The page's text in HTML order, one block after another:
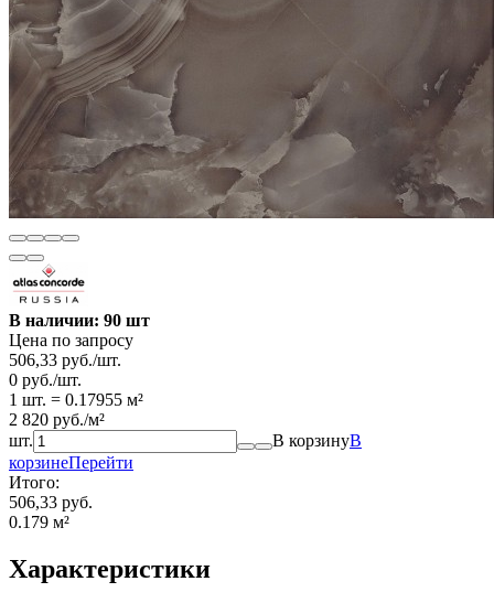
В наличии: 90 шт
Цена по запросу
506,33 руб./шт.
0 руб./шт.
1 шт. = 0.17955 м²
2 820 руб./м²
шт.
В корзинуВ
корзинеПерейти
Итого:
506,33 руб.
0.179 м²
Характеристики